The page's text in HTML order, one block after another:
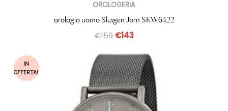
OROLOGERIA
orologio uomo Skagen Jorn SKW6422
€159 €143
IN
OFFERTA!